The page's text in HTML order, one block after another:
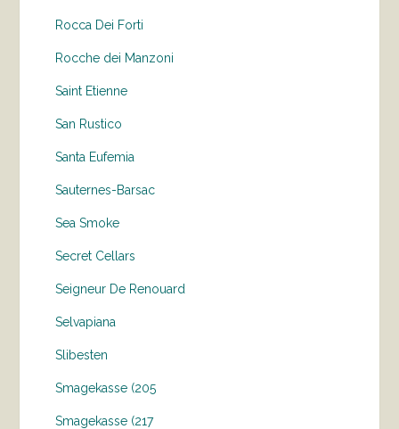
Rocca Dei Forti
Rocche dei Manzoni
Saint Etienne
San Rustico
Santa Eufemia
Sauternes-Barsac
Sea Smoke
Secret Cellars
Seigneur De Renouard
Selvapiana
Slibesten
Smagekasse (205
Smagekasse (217